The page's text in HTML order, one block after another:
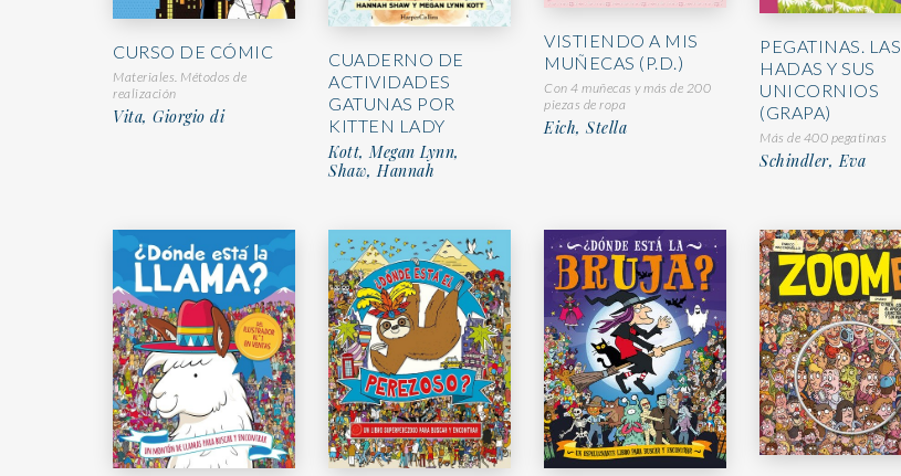
CURSO DE CÓMIC
Materiales. Métodos de
realización
Vita, Giorgio di
CUADERNO DE
ACTIVIDADES
GATUNAS POR
KITTEN LADY
Kott, Megan Lynn,
Shaw, Hannah
VISTIENDO A MIS
MUÑECAS (P.D.)
Con 4 muñecas y más de 200
piezas de ropa
Eich, Stella
PEGATINAS. LAS
HADAS Y SUS
UNICORNIOS
(GRAPA)
Más de 400 pegatinas
Schindler, Eva